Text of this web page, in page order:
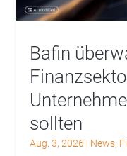
Bafin
sollten
Aug. 3, 2026 | News,